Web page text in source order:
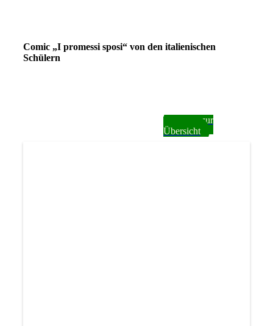
Comic „I promessi sposi“ von den italienischen
Schülern
zurück zur
Übersicht